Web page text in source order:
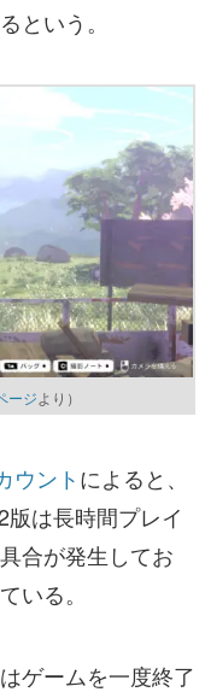
という。
ージより）
ウントによると、
は長時間プレイ
合が発生してお
いる。
ゲームを一度終了